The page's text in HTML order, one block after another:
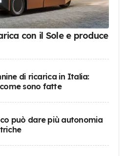
con il Sole e produce
di ricarica in Italia:
sono fatte
può dare più autonomia